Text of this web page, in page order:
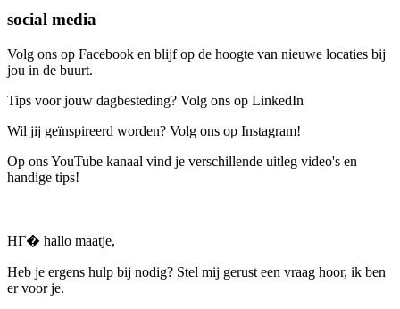
social media
Volg ons op Facebook en blijf op de hoogte van nieuwe locaties bij
jou in de buurt.
Tips voor jouw dagbesteding? Volg ons op LinkedIn
Wil jij geïnspireerd worden? Volg ons op Instagram!
Op ons YouTube kanaal vind je verschillende uitleg video's en
handige tips!
HГ� hallo maatje,
Heb je ergens hulp bij nodig? Stel mij gerust een vraag hoor, ik ben
er voor je.